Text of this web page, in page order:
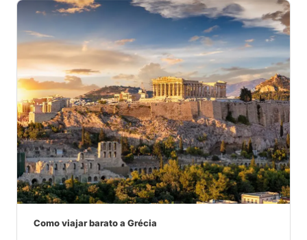
Como viajar barato a Grécia